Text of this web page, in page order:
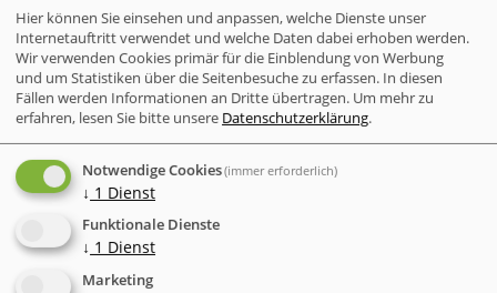
"!!!Vorsicht!!!
Seit einigen Wochen gehen fast täglich eMails mit
neuen Würmern ein. Anders als der BadTrans oder
Melissa Wurm, welche noch vor wenigen Monaten
Klez Worm noch um einiges ausgefeilter!
Es folgt die Empfehlung, sich mittels eines kostenlosen
Tools eine Schutzssoftware herunter zu laden, die ein
Hier können Sie einsehen und anpassen, welche Dienste unser
Internetauftritt verwendet und welche Daten dabei erhoben werden.
Wir verwenden Cookies primär für die Einblendung von Werbung
und um Statistiken über die Seitenbesuche zu erfassen. In diesen
Fällen werden Informationen an Dritte übertragen. Um mehr zu
erfahren, lesen Sie bitte unsere Datenschutzerklärung.
Notwendige Cookies(immer erforderlich)
↓ 1 Dienst
Funktionale Dienste
↓ 1 Dienst
Marketing